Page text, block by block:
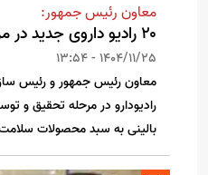
معاون رئیس جمهور:
۲۰ رادیو داروی جدید در مرحله توسعه است
1404/11/25 - 13:54
رادیودارو در مرحله تحقیق و
بالینی به سبد محصولات